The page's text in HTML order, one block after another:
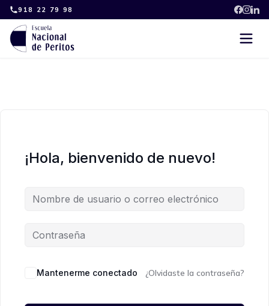
Skip
to
content
918 22 79 98
¡Hola, bienvenido de nuevo!
Mantenerme conectado ¿Olvidaste la contraseña?